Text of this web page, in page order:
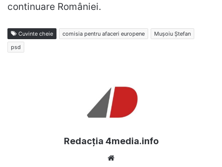
continuare României.
Cuvinte cheie comisia pentru afaceri europene
Mușoiu Ștefan
psd
Redacția 4media.info